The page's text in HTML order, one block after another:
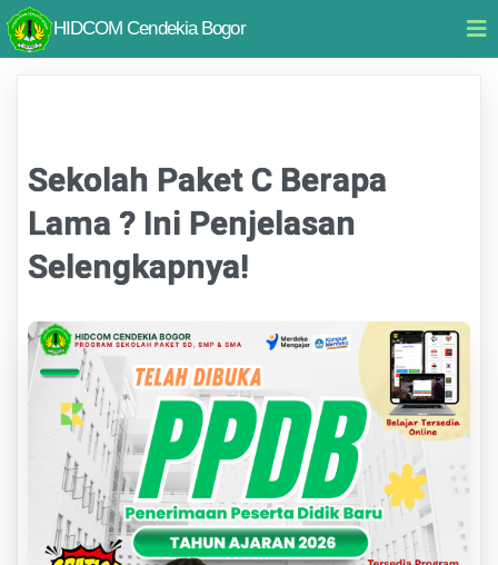
HIDCOM Cendekia Bogor
Sekolah Paket C Berapa
Lama ? Ini Penjelasan
Selengkapnya!